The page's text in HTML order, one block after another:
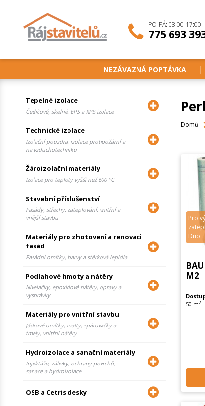
PO-PÁ: 08:00-17:00
775 693
NEZÁVAZNÁ POPTÁVKA
Tepelné izolace
Čedičové, skelné, EPS a XPS izolace
Technické izolace
Izolační pouzdra, izolace protipožární a
na vzduchotechniku
Žároizolační materiály
Izolace pro teploty vyšší než 600 °C
Stavební příslušenství
Fasády, střechy, zateplování, vnitřní a
vnější stavbu
Materiály pro zhotovení a renovaci
fasád
Fasádní omítky, barvy a stěrková lepidla
Podlahové hmoty a nátěry
Nivelačky, epoxidové nátěry, opravy a
vysprávky
Materiály pro vnitřní stavbu
Jádrové omítky, malty, spárovačky a
tmely, vnitřní nátěry
Hydroizolace a sanační materiály
Injektáže, zálivky, ochrany povrchů,
sanace a hydroizolace
OSB a Cetris desky
Domů
Pro
Duo
M2
50 m2